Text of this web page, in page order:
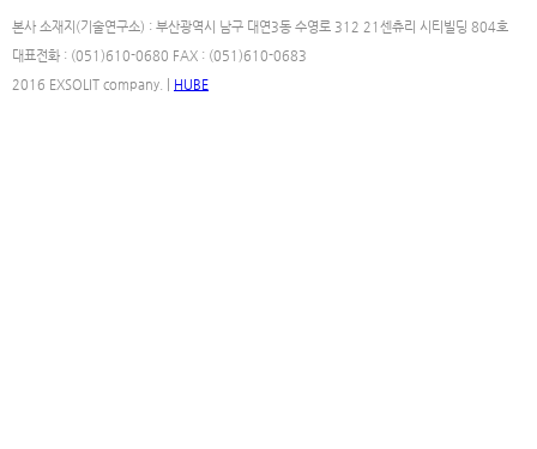
본사 소재지(기술연구소) : 부산광역시 남구 대연3동 수영로 312 21센츄리 시티빌딩 804호
대표전화 : (051)610-0680 FAX : (051)610-0683
2016 EXSOLIT company. | HUBE